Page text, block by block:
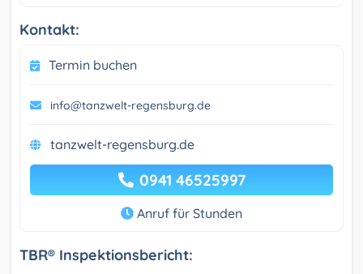
Kontakt:
Termin buchen
info@tanzwelt-regensburg.de
tanzwelt-regensburg.de
0941 46525997
Anruf für Stunden
TBR® Inspektionsbericht: